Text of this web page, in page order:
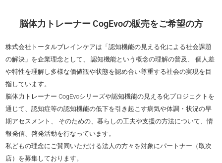
脳体力トレーナー CogEvoの販売をご希望の方
株式会社トータルブレインケアは「認知機能の見える化による社会課題
の解決」を企業理念として、 認知機能という概念の理解の普及、 個人差
や特性を理解し多様な価値観や状態を認め合い尊重する社会の実現を目
指しています。
脳体力トレーナー CogEvoシリーズや認知機能の見える化プロジェクトを
通じて、認知症等の認知機能の低下を引き起こす病気や体調・状況の早
期アセスメント、 そのための、暮らしの工夫や支援の方法について、情
報発信、啓発活動を行なっています。
私どもの理念にご賛同いただける法人の方々を対象にパートナー（取次
店）を募集しております。